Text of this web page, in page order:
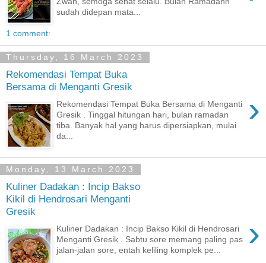
sudah didepan mata...
1 comment:
Thursday, 16 March 2023
Rekomendasi Tempat Buka
Bersama di Menganti Gresik
›
Rekomendasi Tempat Buka Bersama di Menganti
Gresik . Tinggal hitungan hari, bulan ramadan
tiba. Banyak hal yang harus dipersiapkan, mulai
da...
Monday, 13 March 2023
Kuliner Dadakan : Incip Bakso
Kikil di Hendrosari Menganti
Gresik
›
Kuliner Dadakan : Incip Bakso Kikil di Hendrosari
Menganti Gresik . Sabtu sore memang paling pas
jalan-jalan sore, entah keliling komplek pe...